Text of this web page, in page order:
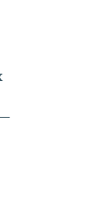
—